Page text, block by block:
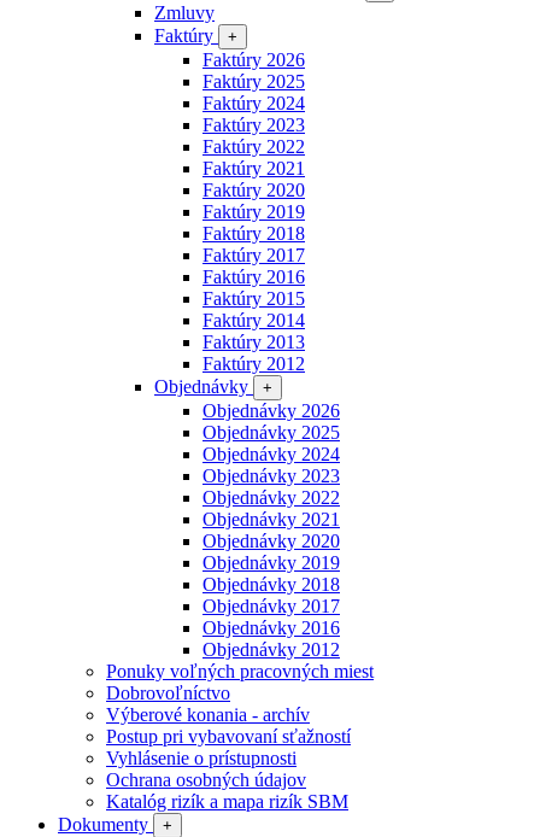
Zmluvy
Faktúry
+
Faktúry 2026
Faktúry 2025
Faktúry 2024
Faktúry 2023
Faktúry 2022
Faktúry 2021
Faktúry 2020
Faktúry 2019
Faktúry 2018
Faktúry 2017
Faktúry 2016
Faktúry 2015
Faktúry 2014
Faktúry 2013
Faktúry 2012
Objednávky
+
Objednávky 2026
Objednávky 2025
Objednávky 2024
Objednávky 2023
Objednávky 2022
Objednávky 2021
Objednávky 2020
Objednávky 2019
Objednávky 2018
Objednávky 2017
Objednávky 2016
Objednávky 2012
Ponuky voľných pracovných miest
Dobrovoľníctvo
Výberové konania - archív
Postup pri vybavovaní sťažností
Vyhlásenie o prístupnosti
Ochrana osobných údajov
Katalóg rizík a mapa rizík SBM
Dokumenty
+